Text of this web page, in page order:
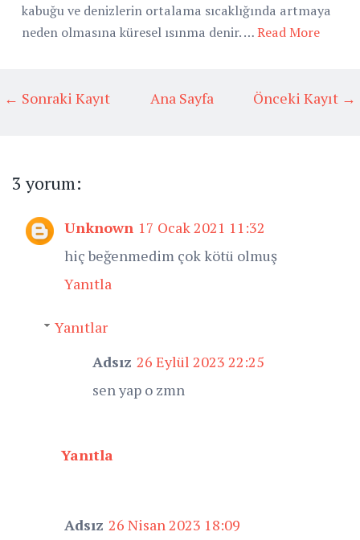
kabuğu ve denizlerin ortalama sıcaklığında artmaya
neden olmasına küresel ısınma denir. …Read More
← Sonraki Kayıt Önceki Kayıt →
Ana Sayfa
3 yorum:
Unknown 17 Ocak 2021 11:32
hiç beğenmedim çok kötü olmuş
Yanıtla
Yanıtlar
Adsız 26 Eylül 2023 22:25
sen yap o zmn
Yanıtla
Adsız 26 Nisan 2023 18:09